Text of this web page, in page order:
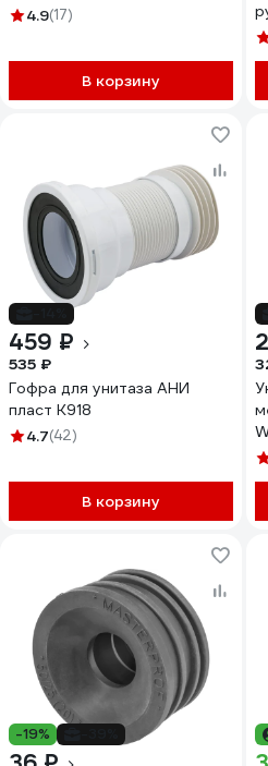
4.9(17)
В корзину
459 ₽
535 ₽
Гофра для унитаза АНИ
пласт K918
4.7(42)
В корзину
-19%